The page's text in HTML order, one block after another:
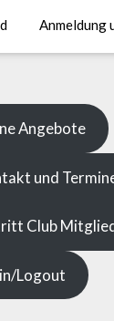
Anmeldung
Angebote
und
Club
Logout